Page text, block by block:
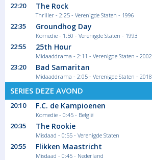
22:20 The Rock
Thriller - 2:25 - Verenigde Staten - 1996
22:35 Groundhog Day
Komedie - 1:50 - Verenigde Staten - 1993
22:55 25th Hour
Midaaddrama - 2:11 - Verenigde Staten - 2002
23:20 Bad Samaritan
Midaaddrama - 2:05 - Verenigde Staten - 2018
SERIES DEZE AVOND
20:10 F.C. de Kampioenen
Komedie - 0:45 - België
20:35 The Rookie
Misdaad - 0:55 - Verenigde Staten
20:55 Flikken Maastricht
Misdaad - 0:45 - Nederland